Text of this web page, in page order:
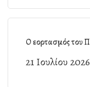
Ο εορτασμός του
21 Ιουλίου 2026